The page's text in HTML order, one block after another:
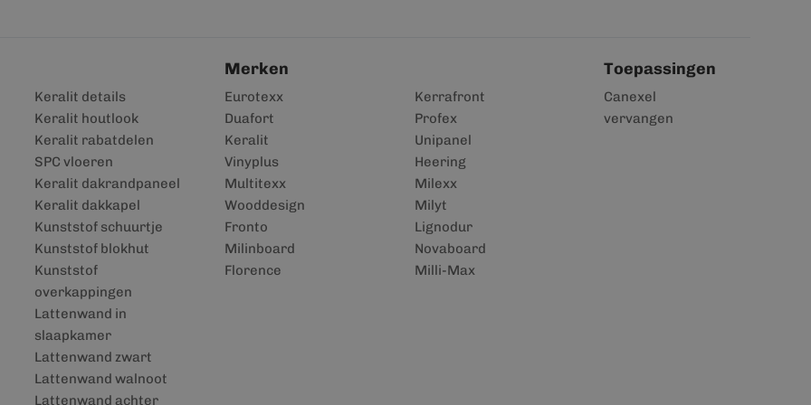
Keralit details
Keralit houtlook
Keralit rabatdelen
SPC vloeren
Keralit dakrandpaneel
Keralit dakkapel
Kunststof schuurtje
Kunststof blokhut
Kunststof
overkappingen
Lattenwand in
slaapkamer
Lattenwand zwart
Lattenwand walnoot
Lattenwand achter
Merken
Eurotexx
Duafort
Keralit
Vinyplus
Multitexx
Wooddesign
Fronto
Milinboard
Florence
Kerrafront
Profex
Unipanel
Heering
Milexx
Milyt
Lignodur
Novaboard
Milli-Max
Toepassingen
Canexel
vervangen